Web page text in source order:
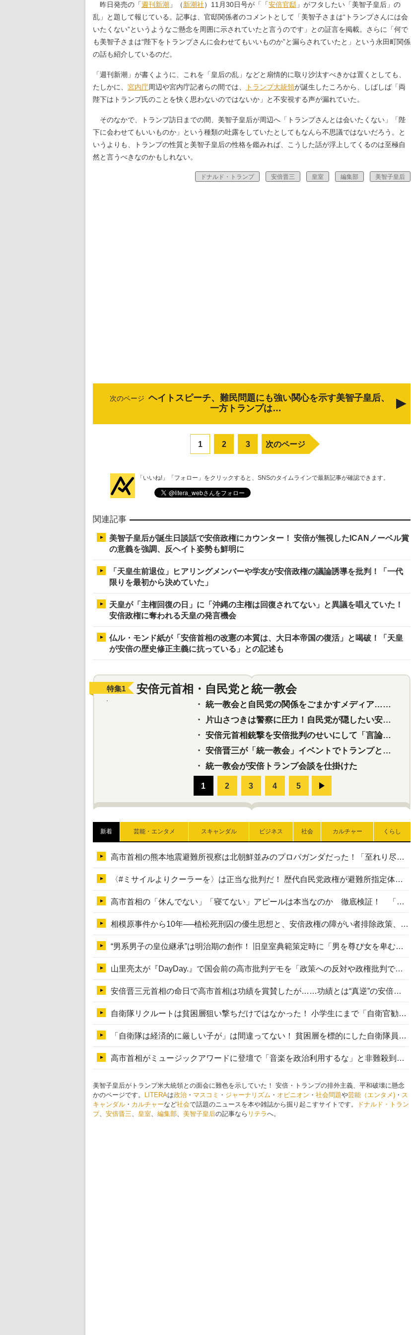
昨日発売の「週刊新潮 」（新潮社）11月30日号が「「安倍官邸 」がフタしたい「美智子皇后」の
乱」と題して報じている。記事は、官邸関係者のコメントとして「美智子さまは“トランプさんには会
いたくない”というようなご懸念を周囲に示されていたと言うのです」との証言を掲載。さらに「何で
も美智子さまは“陛下をトランプさんに会わせてもいいものか”と漏らされていたと」という永田町関係
の話も紹介しているのだ。
「週刊新潮」が書くように、これを「皇后の乱」などと扇情的に取り沙汰すべきかは置くとしても、
たしかに、 宮内庁周辺や宮内庁記者らの間では、 トランプ大統領が誕生したころから、しばしば「両
陛下はトランプ氏のことを快く思わないのではないか」と不安視する声が漏れていた。
そのなかで、トランプ訪日までの間、美智子皇后が周辺へ「トランプさんとは会いたくない」「陛
下に会わせてもいいものか」という種類の吐露をしていたとしてもなんら不思議ではないだろう。と
いうよりも、トランプの性質と美智子皇后の性格を鑑みれば、こうした話が浮上してくるのは至極自
然と言うべきなのかもしれない。
ドナルド・トランプ 安倍晋三 皇室 編集部 美智子皇后
次のページ ヘイトスピーチ、難民問題にも強い関心を示す美智子皇后、
一方トランプは…
1 2 3 次のページ
「いいね!」「フォロー」をクリックすると、SNSのタイムラインで最新記事が確認できます。
関連記事
美智子皇后が誕生日談話で安倍政権にカウンター！ 安倍が無視したICANノーベル賞
の意義を強調、反ヘイト姿勢も鮮明に
「天皇生前退位」ヒアリングメンバーや学友が安倍政権の議論誘導を批判！「一代
限りを最初から決めていた」
天皇が「主権回復の日」に「沖縄の主権は回復されてない」と異議を唱えていた！
安倍政権に奪われる天皇の発言機会
仏ル・モンド紙が「安倍首相の改憲の本質は、大日本帝国の復活」と喝破！「天皇
が安倍の歴史修正主義に抗っている」との記述も
特集1 安倍元首相・自民党と統一教会
・ 統一教会と自民党の関係をごまかすメディア…民放は有田芳生に発言自粛を要求
・
片山さつきは警察に圧力！自民党が隠したい安倍元首相と統一教会の深い関係
・ 安倍元首相銃撃を安倍批判のせいにして「言論封殺」に利用する自民党応援団
・ 安倍晋三が「統一教会」イベントでトランプと演説！同性婚や夫婦別姓を攻撃
・ 統一教会が安倍トランプ会談を仕掛けた
新着 芸能・エンタメ スキャンダル ビジネス 社会 カルチャー くらし
高市首相の熊本地震避難所視察は北朝鮮並みのプロパガンダだった！「至れり尽くせり」の選ばれた避難所の一方で実態は…
〈#ミサイルよりクーラーを〉は正当な批判だ！ 歴代自民党政権が避難所指定体育館へのエアコン設置を遅らせてきた客観的事実
高市首相の「休んでない」「寝てない」アピールは本当なのか 徹底検証！ 「資料読み込み」「アイロンがけ」も矛盾だらけ…
相模原事件から10年──植松死刑囚の優生思想と、安倍政権の障がい者排除政策、右派勢力の差別主義との関係を改めて問う
“男系男子の皇位継承”は明治期の創作！ 旧皇室典範策定時に「男を尊び女を卑むの慣習、人民の脳髄」とトンデモ論で女性天皇を否定
山里亮太が『DayDay.』で国会前の高市批判デモを「政策への反対や政権批判でない」と捻じ曲げ解説 デモ参加者から批判殺到
安倍晋三元首相の命日で高市首相は功績を賞賛したが……功績とは“真逆”の安倍元首相のトンデモ発言を振り返る
自衛隊リクルートは貧困層狙い撃ちだけではなかった！ 小学生にまで「自衛官勧誘」目的のパンフレット作成
「自衛隊は経済的に厳しい子が」は間違ってない！ 貧困層を標的にした自衛隊員募集、やす子、山上被告も…日本でも進む“経済的徴兵制”
高市首相がミュージックアワードに登壇で「音楽を政治利用するな」と非難殺到！ MAJの国策的本質を批判する声も
美智子皇后がトランプ米大統領との面会に難色を示していた！ 安倍・トランプの排外主義、平和破壊に懸念
かのページです。
LITERAは政治 ・ マスコミ ・ ジャーナリズム ・ オピニオン ・ 社会問題や芸能（エンタメ) ・ ス
キャンダル ・ カルチャーなど社会で話題のニュースを本や雑誌から掘り起こすサイトです。
ドナルド・トラン
プ、 安倍晋三、 皇室、 編集部、 美智子皇后の記事なら リテラへ。